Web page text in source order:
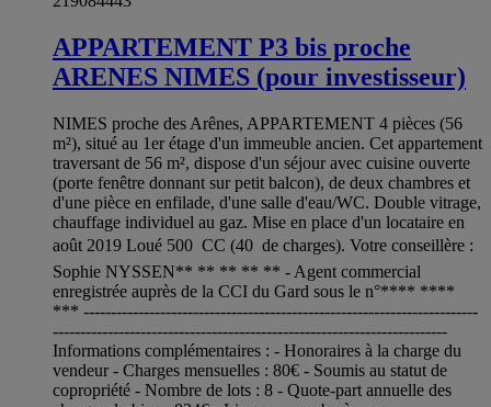
APPARTEMENT P3 bis proche
ARENES NIMES (pour investisseur)
NIMES proche des Arênes, APPARTEMENT 4 pièces (56
m²), situé au 1er étage d'un immeuble ancien. Cet appartement
traversant de 56 m², dispose d'un séjour avec cuisine ouverte
(porte fenêtre donnant sur petit balcon), de deux chambres et
d'une pièce en enfilade, d'une salle d'eau/WC. Double vitrage,
chauffage individuel au gaz. Mise en place d'un locataire en
août 2019 Loué 500  CC (40  de charges). Votre conseillère :
Sophie NYSSEN** ** ** ** ** - Agent commercial
enregistrée auprès de la CCI du Gard sous le n°**** ****
*** ------------------------------------------------------------------------
------------------------------------------------------------------------
Informations complémentaires : - Honoraires à la charge du
vendeur - Charges mensuelles : 80€ - Soumis au statut de
copropriété - Nombre de lots : 8 - Quote-part annuelle des